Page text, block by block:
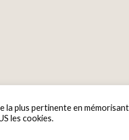
plus pertinente en
les cookies.